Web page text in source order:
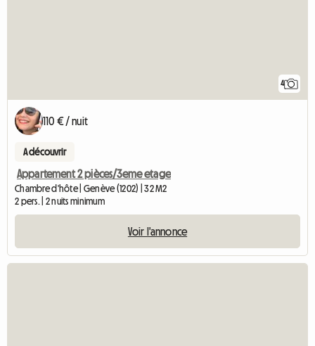
4
110 € / nuit
A découvrir
Appartement 2 pièces/3eme etage
Chambre d'hôte | Genève (1202) | 32 M2
2 pers. | 2 nuits minimum
Voir l'annonce